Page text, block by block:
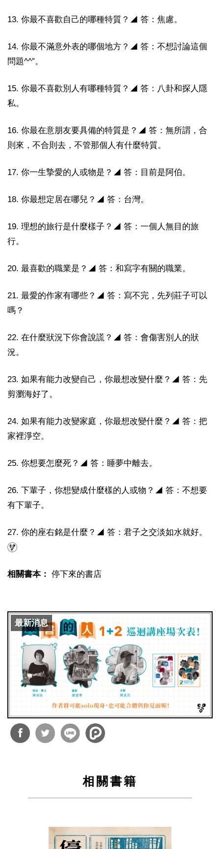
13. 你最不喜歡自己的哪種特質？◢ 答：焦慮。
14. 你最不滿意外表的哪個地方？◢ 答：不想討論這個
問題^^”。
15. 你最不喜歡別人有哪種特質？◢ 答：八卦和探人隱
私。
16. 你最在意朋友要具備的特質是？◢ 答：無所謂，合
則來，不合則去，不管那個人有什麼特質。
17. 你一生摯愛的人或物是？◢ 答：目前是阿伯。
18. 你最想定居在哪兒？◢ 答：台灣。
19. 理想的旅行是什麼樣子？◢ 答：一個人無目的旅
行。
20. 最喜歡的職業是？◢ 答：和寫字有關的職業。
21. 最愛的作家有哪些？◢ 答：寫不完，先列莊子可以
嗎？
22. 在什麼狀況下你會說謊？◢ 答：會傷害別人的狀
況。
23. 如果有能力改變自己，你最想改變什麼？◢ 答：先
剪瀏海好了。
24. 如果有能力改變家庭，你最想改變什麼？◢ 答：把
家裡淨空。
25. 你想要怎麼死？◢ 答：睡夢中離去。
26. 下輩子，你想變成什麼樣的人或物？◢ 答：不想要
有下輩子。
27. 你的座右銘是什麼？◢ 答：君子之交淡如水就好。
相關書本： 停下來的書店
最新消息
相關書籍